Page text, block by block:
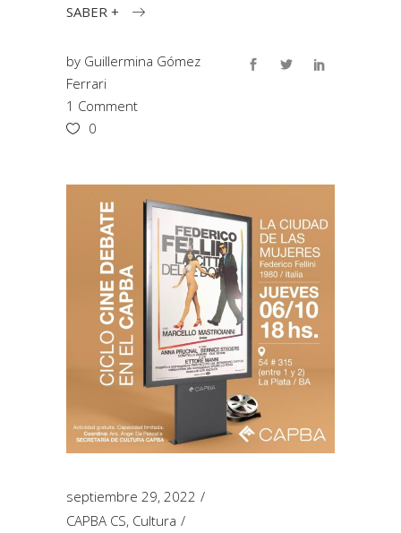
SABER +
by Guillermina Gómez
Ferrari
1 Comment
0
septiembre 29, 2022
CAPBA CS, Cultura